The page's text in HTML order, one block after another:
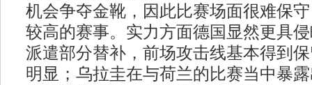
机会争夺金靴，因此比赛场面很难保
较高的赛事。实力方面德国显然更具
派遣部分替补，前场攻击线基本得到
明显；乌拉圭在与荷兰的比赛当中暴